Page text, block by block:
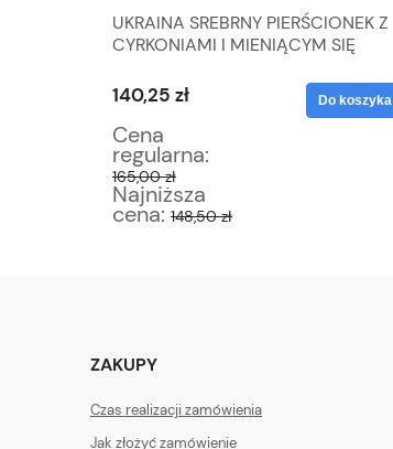
UKRAINA SREBRNY PIERŚCIONEK Z
CYRKONIAMI I MIENIĄCYM SIĘ
WAGA 4,4 G R. 14
140,25 zł
Cena
regularna:
165,00 zł
Najniższa
cena: 148,50 zł
Do koszyka
ZAKUPY
Czas realizacji zamówienia
Jak złożyć zamówienie